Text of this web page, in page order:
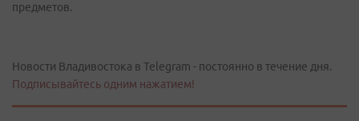
предметов.
Новости Владивостока в Telegram - постоянно в течение дня.
Подписывайтесь одним нажатием!